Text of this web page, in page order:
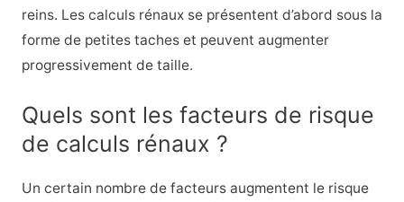
reins. Les calculs rénaux se présentent d’abord sous la
forme de petites taches et peuvent augmenter
progressivement de taille.
Quels sont les facteurs de risque
de calculs rénaux ?
Un certain nombre de facteurs augmentent le risque